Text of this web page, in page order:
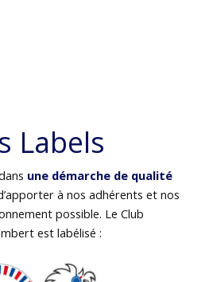
Labels
une démarche de qualité
à nos adhérents et nos
possible. Le Club
est labélisé :